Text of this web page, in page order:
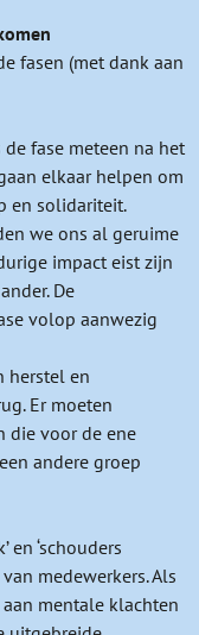
fasen (met dank aan
de fase meteen na het
elkaar helpen om
en solidariteit.
we ons al geruime
impact eist zijn
De
volop aanwezig
herstel en
Er moeten
die voor de ene
andere groep
en ‘schouders
medewerkers. Als
mentale klachten